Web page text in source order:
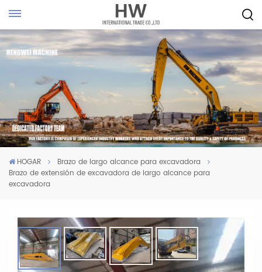
HOGAR
Brazo de largo alcance para excavadora
Brazo de extensión de excavadora de largo alcance para
excavadora